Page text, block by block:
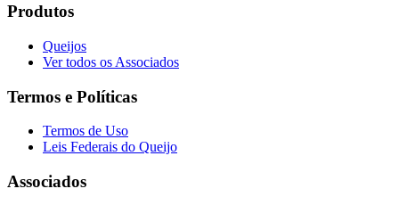
Produtos
Queijos
Ver todos os Associados
Termos e Políticas
Termos de Uso
Leis Federais do Queijo
Associados